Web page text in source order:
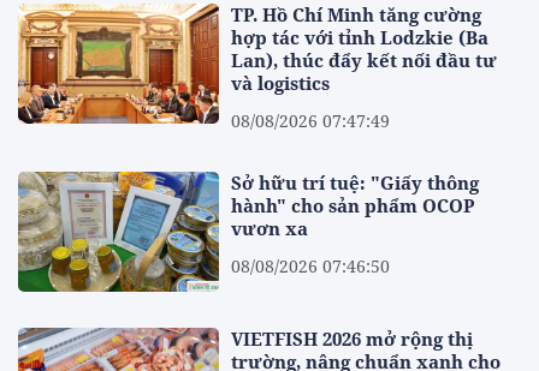
TP. Hồ Chí Minh tăng cường
hợp tác với tỉnh Lodzkie (Ba
Lan), thúc đẩy kết nối đầu tư
và logistics
08/08/2026 07:47:49
Sở hữu trí tuệ: "Giấy thông
hành" cho sản phẩm OCOP
vươn xa
08/08/2026 07:46:50
VIETFISH 2026 mở rộng thị
trường, nâng chuẩn xanh cho